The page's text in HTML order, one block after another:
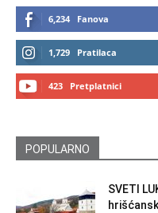
6,234 Fanova
1,729 Pratilaca
423 Pretplatnici
POPULARNO
SVETI